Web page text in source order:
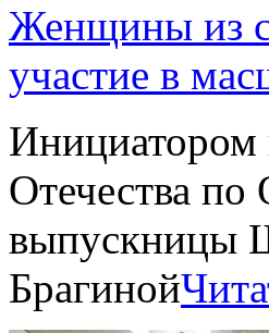
Женщины из
участие в
Инициатором
Отечества по
выпускницы
Брагиной